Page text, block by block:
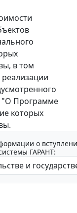
в том
реализации
"О Программе
которых
о
ГАРАНТ: